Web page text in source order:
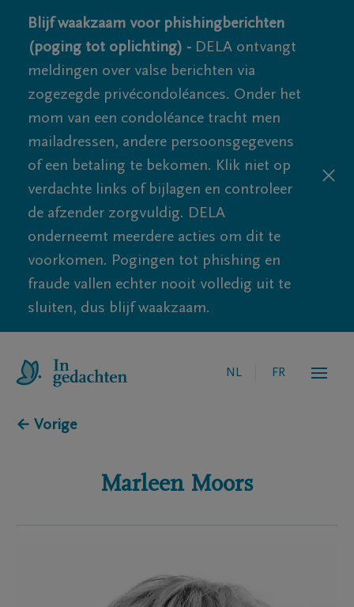
Blijf waakzaam voor phishingberichten
(poging tot oplichting) - DELA ontvangt
meldingen over valse berichten via
zogezegde privécondoléances. Onder het
mom van een condoléance tracht men
mailadressen, andere persoonsgegevens
of een betaling te bekomen. Klik niet op
verdachte links of bijlagen en controleer
de afzender zorgvuldig. DELA
onderneemt meerdere acties om dit te
voorkomen. Pogingen tot phishing en
fraude vallen echter nooit volledig uit te
sluiten, dus blijf waakzaam.
NL FR
← Vorige
Marleen Moors